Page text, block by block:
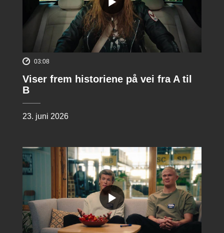
03:08
Viser frem historiene på vei fra A til
B
23. juni 2026